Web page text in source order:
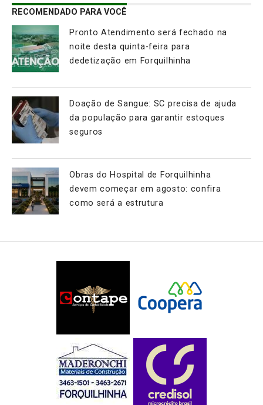
RECOMENDADO PARA VOCÊ
Pronto Atendimento será fechado na
noite desta quinta-feira para
dedetização em Forquilhinha
Doação de Sangue: SC precisa de ajuda
da população para garantir estoques
seguros
Obras do Hospital de Forquilhinha
devem começar em agosto: confira
como será a estrutura